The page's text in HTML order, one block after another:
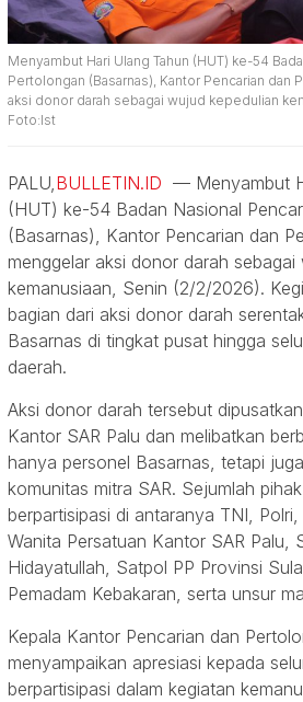
Menyambut Hari Ulang Tahun (HUT) ke-54
Pertolongan (Basarnas), Kantor Pencarian dan
aksi donor darah sebagai wujud kepedulian
Foto:Ist
PALU, BULLETIN.ID — Menyambut
(HUT) ke-54 Badan Nasional
(Basarnas), Kantor Pencarian dan
menggelar aksi donor darah sebagai
kemanusiaan, Senin (2/2/2026).
bagian dari aksi donor darah
Basarnas di tingkat pusat hingga
daerah.
Aksi donor darah tersebut
Kantor SAR Palu dan melibatkan
hanya personel Basarnas, tetapi
komunitas mitra SAR. Sejumlah
berpartisipasi di antaranya TNI,
Wanita Persatuan Kantor SAR Palu,
Hidayatullah, Satpol PP Provinsi
Pemadam Kebakaran, serta unsur
Kepala Kantor Pencarian dan
menyampaikan apresiasi kepada
berpartisipasi dalam kegiatan